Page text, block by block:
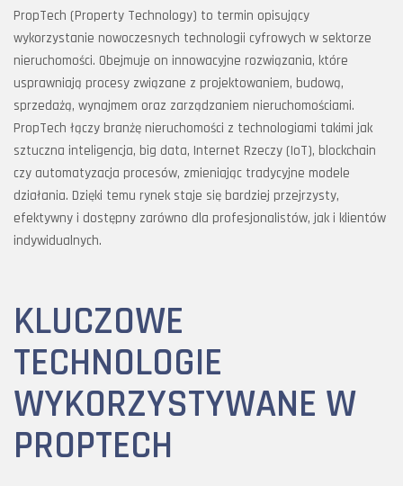
PropTech (Property Technology) to termin opisujący
wykorzystanie nowoczesnych technologii cyfrowych w sektorze
nieruchomości. Obejmuje on innowacyjne rozwiązania, które
usprawniają procesy związane z projektowaniem, budową,
sprzedażą, wynajmem oraz zarządzaniem nieruchomościami.
PropTech łączy branżę nieruchomości z technologiami takimi jak
sztuczna inteligencja, big data, Internet Rzeczy (IoT), blockchain
czy automatyzacja procesów, zmieniając tradycyjne modele
działania. Dzięki temu rynek staje się bardziej przejrzysty,
efektywny i dostępny zarówno dla profesjonalistów, jak i klientów
indywidualnych.
KLUCZOWE
TECHNOLOGIE
WYKORZYSTYWANE W
PROPTECH